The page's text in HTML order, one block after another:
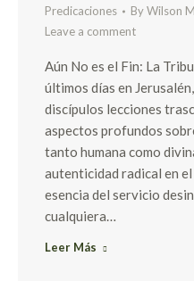
Predicaciones ByWilson
Leave a comment
Aún No es el Fin: La
últimos días en
discípulos lecciones
aspectos profundos
tanto humana como
autenticidad radical en
esencia del servicio
cualquiera…
Leer Más